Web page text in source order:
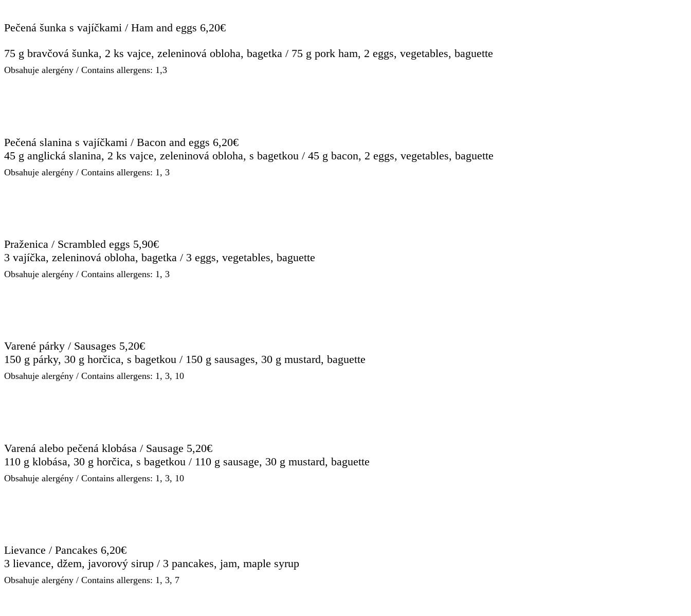
Pečená šunka s vajíčkami / Ham and eggs 6,20€
75 g bravčová šunka, 2 ks vajce, zeleninová obloha, bagetka / 75 g pork ham, 2 eggs, vegetables, baguette
Obsahuje alergény / Contains allergens: 1,3
Pečená slanina s vajíčkami / Bacon and eggs 6,20€
45 g anglická slanina, 2 ks vajce, zeleninová obloha, s bagetkou / 45 g bacon, 2 eggs, vegetables, baguette
Obsahuje alergény / Contains allergens: 1, 3
Praženica / Scrambled eggs 5,90€
3 vajíčka, zeleninová obloha, bagetka / 3 eggs, vegetables, baguette
Obsahuje alergény / Contains allergens: 1, 3
Varené párky / Sausages 5,20€
150 g párky, 30 g horčica, s bagetkou / 150 g sausages, 30 g mustard, baguette
Obsahuje alergény / Contains allergens: 1, 3, 10
Varená alebo pečená klobása / Sausage 5,20€
110 g klobása, 30 g horčica, s bagetkou / 110 g sausage, 30 g mustard, baguette
Obsahuje alergény / Contains allergens: 1, 3, 10
Lievance / Pancakes 6,20€
3 lievance, džem, javorový sirup / 3 pancakes, jam, maple syrup
Obsahuje alergény / Contains allergens: 1, 3, 7